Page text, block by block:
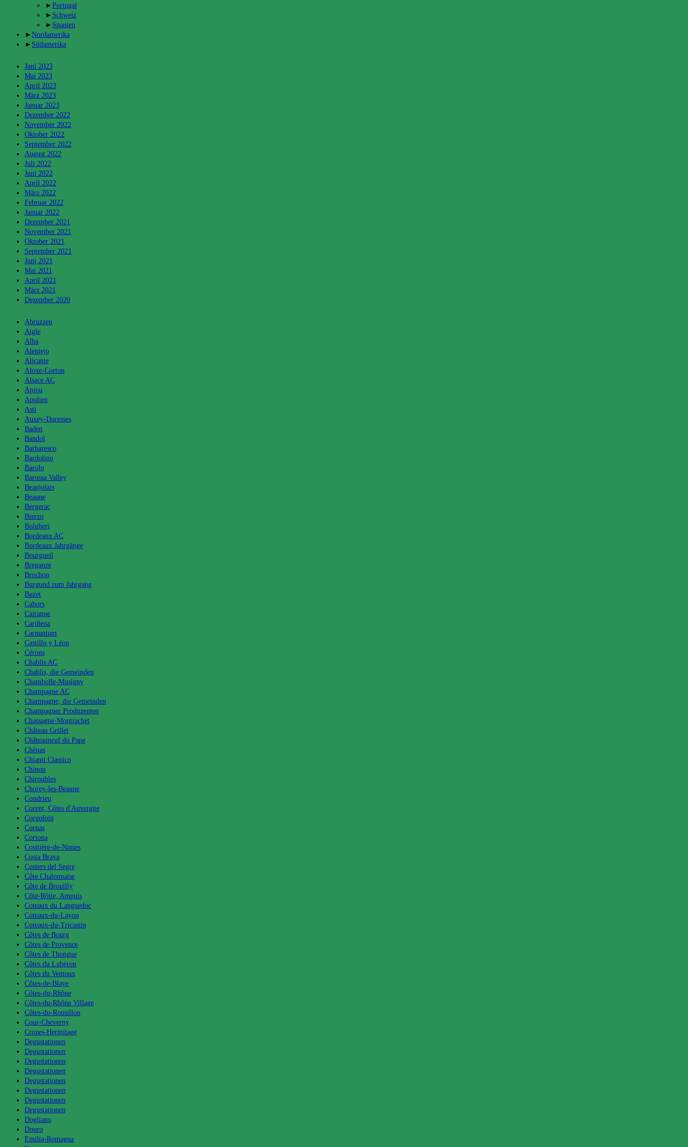
► Portugal
► Schweiz
► Spanien
► Nordamerika
► Südamerika
Juni 2023
Mai 2023
April 2023
März 2023
Januar 2023
Dezember 2022
November 2022
Oktober 2022
September 2022
August 2022
Juli 2022
Juni 2022
April 2022
März 2022
Februar 2022
Januar 2022
Dezember 2021
November 2021
Oktober 2021
September 2021
Juni 2021
Mai 2021
April 2021
März 2021
Dezember 2020
Kategorien
Abruzzen
Aigle
Alba
Alentejo
Alicante
Aloxe-Corton
Alsace AC
Anjou
Apulien
Asti
Auxey-Duresses
Baden
Bandol
Barbaresco
Bardolino
Barolo
Barossa Valley
Beaujolais
Beaune
Bergerac
Bierzo
Bolgheri
Bordeaux AC
Bordeaux Jahrgänge
Bourgueil
Breganze
Brochon
Burgund zum Jahrgang
Buzet
Cahors
Cairanne
Cariñena
Carnuntum
Castillo y Léon
Cérons
Chablis AC
Chablis, die Gemeinden
Chambolle-Musigny
Champagne AC
Champagne, die Gemeinden
Champagner Produzenten
Chassagne-Montrachet
Château Grillet
Châteauneuf du Pape
Chénas
Chianti Classico
Chinon
Chiroubles
Chorey-les-Beaune
Condrieu
Corent, Côtes d'Auvergne
Corgoloin
Cornas
Cortona
Cositière-de-Nimes
Costa Brava
Costers del Segre
Côte Chalonnaise
Côte de Brouilly
Côte-Rôtie, Ampuis
Coteaux du Languedoc
Coteaux-du-Layon
Coteaux-du-Tricastin
Côtes de Bourg
Côtes de Provence
Côtes de Thongue
Côtes du Lubéron
Côtes du Ventoux
Côtes-de-Blaye
Côtes-du-Rhône
Côtes-du-Rhône Village
Côtes-du-Rousillon
Cour-Cheverny
Crozes-Hermitage
Degustationen
Degustationen
Degustationen
Degustationen
Degustationen
Degustationen
Degustationen
Degustationen
Dogliano
Douro
Emilia-Romagna